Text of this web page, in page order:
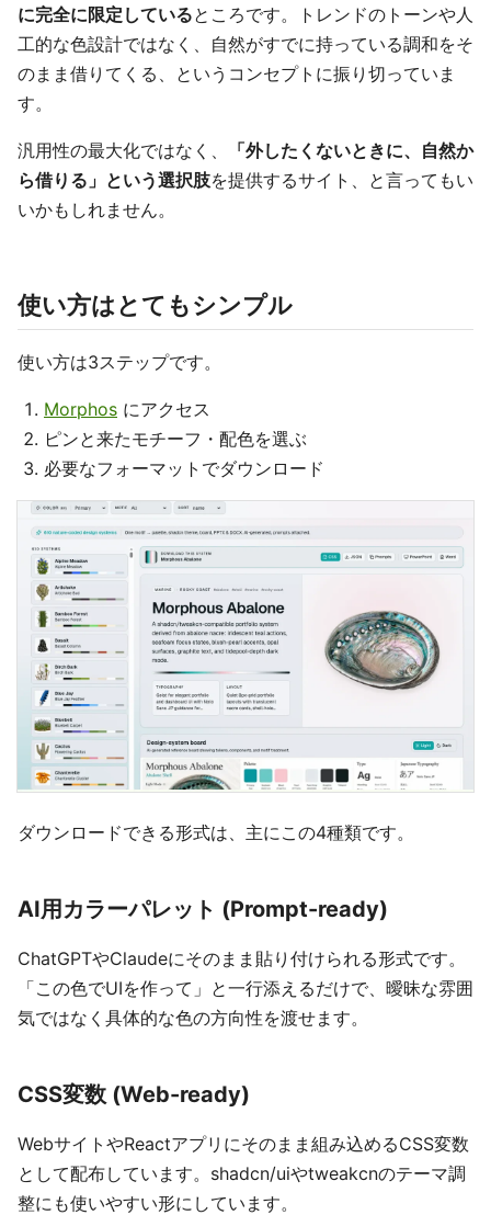
に完全に限定しているところです。トレンドのトーンや人
工的な色設計ではなく、自然がすでに持っている調和をそ
のまま借りてくる、というコンセプトに振り切っていま
す。
汎用性の最大化ではなく、
「外したくないときに、自然か
ら借りる」という選択肢を提供するサイト、と言ってもい
いかもしれません。
使い方はとてもシンプル
使い方は3ステップです。
Morphos にアクセス
ピンと来たモチーフ・配色を選ぶ
必要なフォーマットでダウンロード
ダウンロードできる形式は、主にこの4種類です。
AI用カラーパレット (Prompt-ready)
ChatGPTやClaudeにそのまま貼り付けられる形式です。
「この色でUIを作って」と一行添えるだけで、曖昧な雰囲
気ではなく具体的な色の方向性を渡せます。
CSS変数 (Web-ready)
WebサイトやReactアプリにそのまま組み込めるCSS変数
として配布しています。shadcn/uiやtweakcnのテーマ調
整にも使いやすい形にしています。